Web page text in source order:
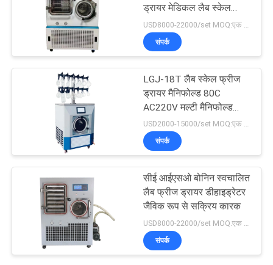
नियंत्रण
संपर्क
करें
का
अनुरोध
साइटमैप
लैब परीक्षण उपकरण
फ्लेक्सो ऑफसेट स्याही
प्रूफ़र
29
12
ड्रायर मेडिकल लैब स्केल
Lyophilizer
संपर्क
LGJ-18T लैब स्केल फ्रीज
ड्रायर मैनिफोल्ड 80C
AC220V मल्टी मैनिफोल्ड
पाइप
USD2000-15000/set MOQ:एक सेट
संपर्क
सीई आईएसओ बोनिन स्वचालित
लैब फ्रीज ड्रायर डीहाइड्रेटर
जैविक रूप से सक्रिय कारक
USD8000-22000/set MOQ:एक सेट
संपर्क